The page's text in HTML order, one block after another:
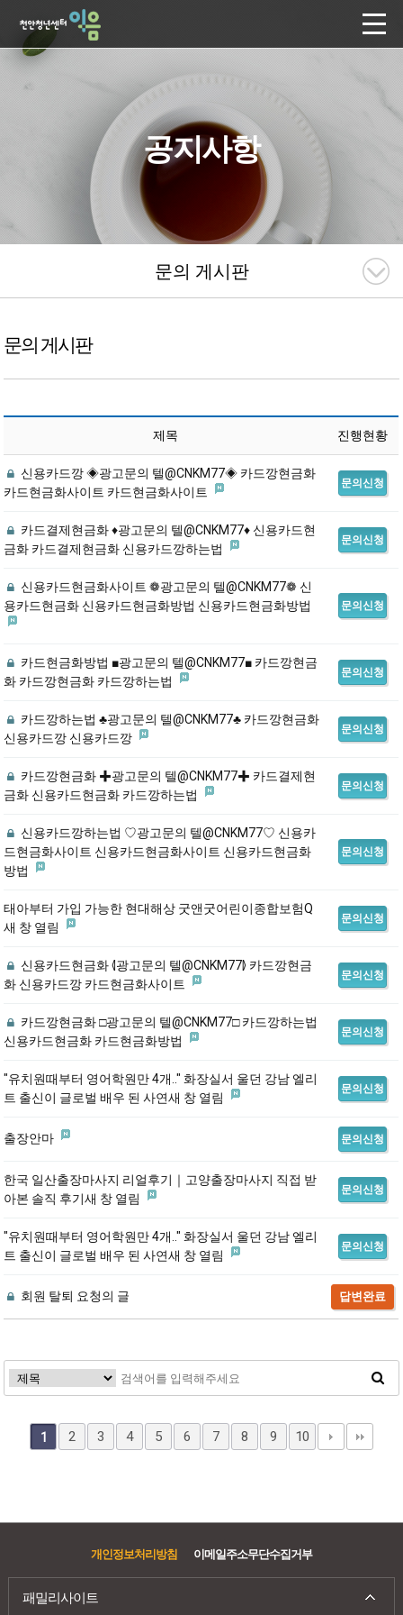
공지사항
문의 게시판
문의 게시판
제목 진행현황
신용카드깡 ◈광고문의 텔@CNKM77◈ 카드깡현금화
카드현금화사이트 카드현금화사이트
문의신청
카드결제현금화 ♦광고문의 텔@CNKM77♦ 신용카드현
금화 카드결제현금화 신용카드깡하는법
문의신청
신용카드현금화사이트 ❁광고문의 텔@CNKM77❁ 신
용카드현금화 신용카드현금화방법 신용카드현금화방법
문의신청
카드현금화방법 ■광고문의 텔@CNKM77■ 카드깡현금
화 카드깡현금화 카드깡하는법
문의신청
카드깡하는법 ♣광고문의 텔@CNKM77♣ 카드깡현금화
신용카드깡 신용카드깡
문의신청
카드깡현금화 ✚광고문의 텔@CNKM77✚ 카드결제현
금화 신용카드현금화 카드깡하는법
문의신청
신용카드깡하는법 ♡광고문의 텔@CNKM77♡ 신용카
드현금화사이트 신용카드현금화사이트 신용카드현금화
방법
문의신청
태아부터 가입 가능한 현대해상 굿앤굿어린이종합보험Q
새 창 열림
문의신청
신용카드현금화 ⦉광고문의 텔@CNKM77⦊ 카드깡현금
화 신용카드깡 카드현금화사이트
문의신청
카드깡현금화 □광고문의 텔@CNKM77□ 카드깡하는법
신용카드현금화 카드현금화방법
문의신청
"유치원때부터 영어학원만 4개.." 화장실서 울던 강남 엘리
트 출신이 글로벌 배우 된 사연새 창 열림
문의신청
출장안마 문의신청
한국 일산출장마사지 리얼후기｜고양출장마사지 직접 받
아본 솔직 후기새 창 열림
문의신청
"유치원때부터 영어학원만 4개.." 화장실서 울던 강남 엘리
트 출신이 글로벌 배우 된 사연새 창 열림
문의신청
회원 탈퇴 요청의 글 답변완료
1 2 3 4 5 6 7 8 9 10
개인정보처리방침 이메일주소무단수집거부
패밀리사이트